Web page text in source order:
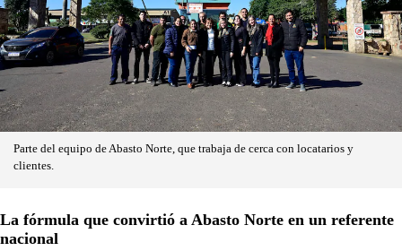
Parte del equipo de Abasto Norte, que trabaja de cerca con locatarios y
clientes.
La fórmula que convirtió a Abasto Norte en un referente
nacional